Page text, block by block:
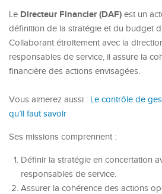
Le Directeur Financier (DAF) est un
définition de la stratégie et du budget
Collaborant étroitement avec la
responsables de service, il assure la
financière des actions envisagées.
Vous aimerez aussi : Le contrôle de
qu’il faut savoir
Ses missions comprennent :
Définir la stratégie en concertation
responsables de service.
Assurer la cohérence des actions